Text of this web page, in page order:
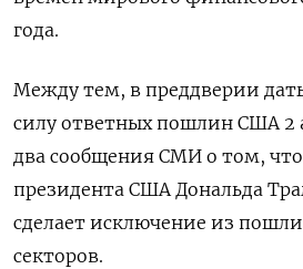
года.
Между тем, в преддверии
силу ответных пошлин США 2
два сообщения СМИ о том,
президента США Дональда
сделает исключение из
секторов.